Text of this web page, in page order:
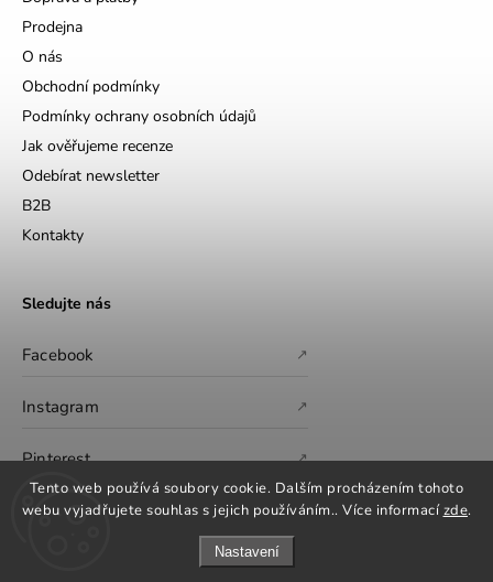
Tento web používá soubory cookie. Dalším procházením tohoto
webu vyjadřujete souhlas s jejich používáním.. Více informacízde.
Nastavení
Prodejna
O nás
Obchodní podmínky
Podmínky ochrany osobních údajů
Jak ověřujeme recenze
Odebírat newsletter
B2B
Kontakty
Sledujte nás
Facebook ↗
Instagram ↗
Pinterest ↗